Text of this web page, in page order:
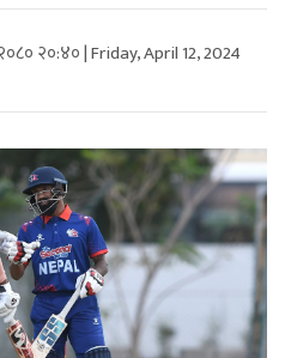
२०:४० | Friday, April 12, 2024